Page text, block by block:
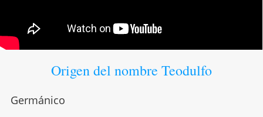
Origen del nombre Teodulfo
Germánico